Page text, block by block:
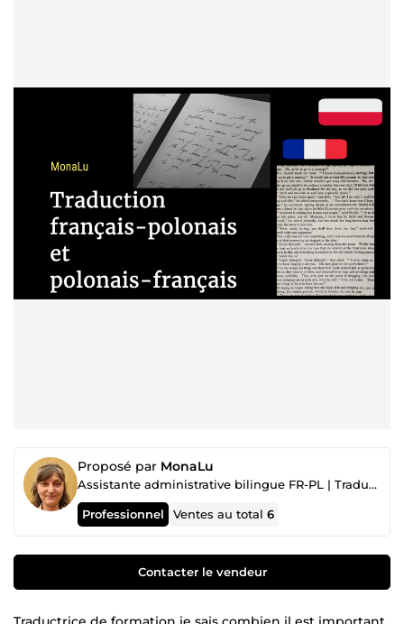
Proposé par MonaLu
Assistante administrative bilingue FR-PL | Traduction | Gestion documentaire | Transcription
Professionnel Ventes au total6
Contacter le vendeur